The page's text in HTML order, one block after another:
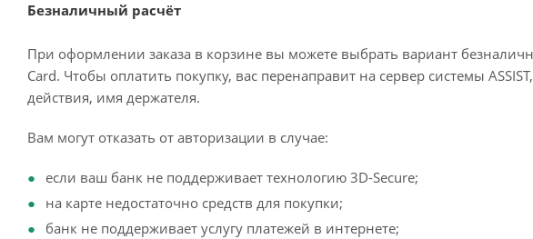
Безналичный расчёт
При оформлении заказа в корзине вы можете выбрать вариант
Card. Чтобы оплатить покупку, вас перенаправит на сервер системы
действия, имя держателя.
Вам могут отказать от авторизации в случае:
если ваш банк не поддерживает технологию 3D-Secure;
на карте недостаточно средств для покупки;
банк не поддерживает услугу платежей в интернете;